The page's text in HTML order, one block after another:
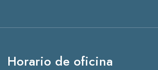
Horario de oficina